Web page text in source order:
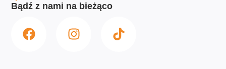
Bądź z nami na bieżąco